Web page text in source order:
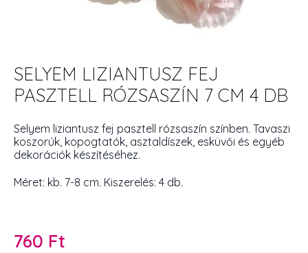
SELYEM LIZIANTUSZ FEJ
PASZTELL RÓZSASZÍN 7 CM 4 DB
Selyem liziantusz fej pasztell rózsaszín színben. Tavaszi
koszorúk, kopogtatók, asztaldíszek, esküvői és egyéb
dekorációk készítéséhez.
Méret: kb. 7-8 cm. Kiszerelés: 4 db.
760 Ft